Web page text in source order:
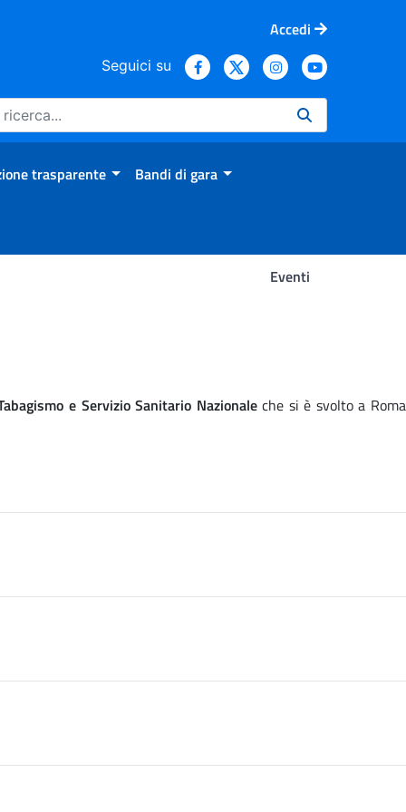
Accedi
Seguici su
trasparente Bandi di gara
Eventi
e Servizio Sanitario Nazionaleche si è svolto a Roma